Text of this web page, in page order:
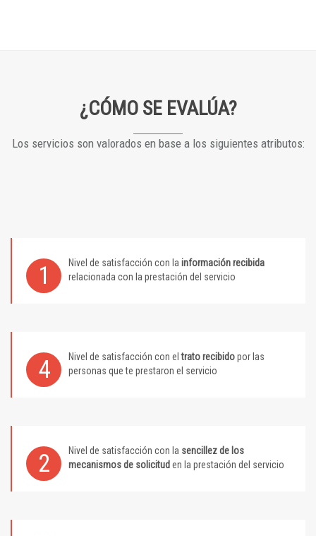
¿CÓMO SE EVALÚA?
Los servicios son valorados en base a los siguientes atributos:
1 Nivel de satisfacción con la información recibida
relacionada con la prestación del servicio
4 Nivel de satisfacción con eltrato recibidopor las
personas que te prestaron el servicio
2 Nivel de satisfacción con la sencillez de los
mecanismos de solicitud en la prestación del servicio